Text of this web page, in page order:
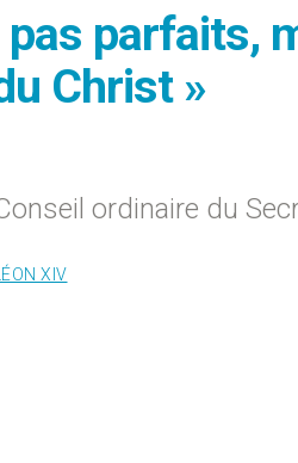
parfaits,
Christ »
ordinaire du
XIV